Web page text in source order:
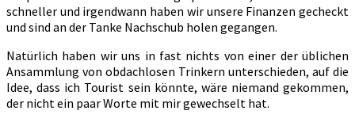
schneller und irgendwann haben wir unsere Finanzen gecheckt
und sind an der Tanke Nachschub holen gegangen.
Natürlich haben wir uns in fast nichts von einer der üblichen
Ansammlung von obdachlosen Trinkern unterschieden, auf die
Idee, dass ich Tourist sein könnte, wäre niemand gekommen,
der nicht ein paar Worte mit mir gewechselt hat.